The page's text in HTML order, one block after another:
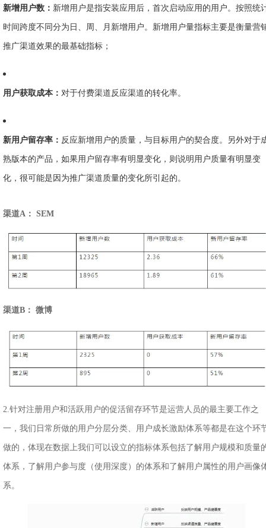
新增用户数： 新增用户是指安装应用后，首次启动应用的用户。按照统
时间跨度不同分为日、周、月新增用户。新增用户量指标主要是衡量营
推广渠道效果的最基础指标；
用户获取成本： 对于付费渠道反应渠道的转化率。
新用户留存率： 反应新增用户的质量，与目标用户的契合度。另外对于
熟版本的产品，如果用户留存率有明显变化，则说明用户质量有明显变
化，很可能是因为推广渠道质量的变化所引起的。
渠道A： SEM
渠道B： 微博
2.针对注册用户和活跃用户的促活留存环节是运营人员的最主要工作之
一，我们日常所做的用户分层分类、用户成长激励体系等都是在这个环
做的，体现在数据上我们可以设立的指标体系包括了解用户规模和质量
体系，了解用户参与度（使用深度）的体系和了解用户属性的用户画像
系。